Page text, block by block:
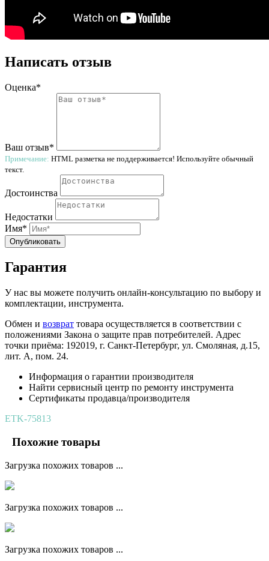
Написать отзыв
Оценка*
Ваш отзыв*
Примечание: HTML разметка не поддерживается! Используйте обычный
текст.
Достоинства
Недостатки
Имя*
Опубликовать
Гарантия
У нас вы можете получить онлайн-консультацию по выбору и
комплектации, инструмента.
Обмен и возврат товара осуществляется в соответствии с
положениями Закона о защите прав потребителей. Адрес
точки приёма: 192019, г. Санкт-Петербург, ул. Смоляная, д.15,
лит. А, пом. 24.
Информация о гарантии производителя
Найти сервисный центр по ремонту инструмента
Сертификаты продавца/производителя
ETK-75813
Похожие товары
Загрузка похожих товаров ...
Загрузка похожих товаров ...
Загрузка похожих товаров ...